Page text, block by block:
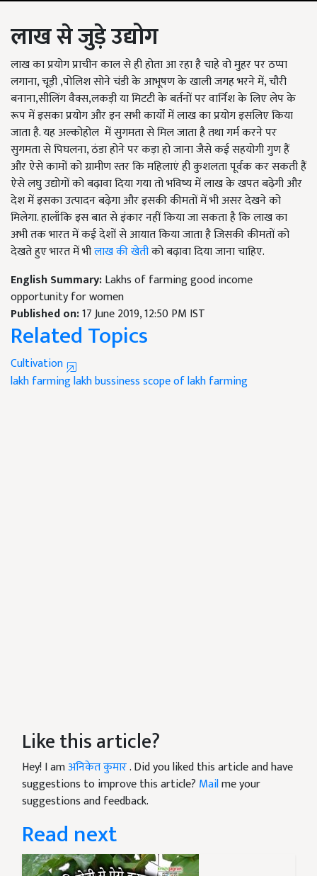
लाख से जुड़े उद्योग
लाख का प्रयोग प्राचीन काल से ही होता आ रहा है चाहे वो मुहर पर ठप्पा
लगाना, चूड़ी ,पोलिश सोने चंडी के आभूषण के खाली जगह भरने में, चौरी
बनाना,सीलिंग वैक्स,लकड़ी या मिटटी के बर्तनों पर वार्निश के लिए लेप के
रूप में इसका प्रयोग और इन सभी कार्यों में लाख का प्रयोग इसलिए किया
जाता है. यह अल्कोहोल में सुगमता से मिल जाता है तथा गर्म करने पर
सुगमता से पिघलना, ठंडा होने पर कड़ा हो जाना जैसे कई सहयोगी गुण हैं
और ऐसे कामों को ग्रामीण स्तर कि महिलाएं ही कुशलता पूर्वक कर सकती हैं
ऐसे लघु उद्योगों को बढ़ावा दिया गया तो भविष्य में लाख के खपत बढ़ेगी और
देश में इसका उत्पादन बढ़ेगा और इसकी कीमतों में भी असर देखने को
मिलेगा. हालाँकि इस बात से इंकार नहीं किया जा सकता है कि लाख का
अभी तक भारत में कई देशों से आयात किया जाता है जिसकी कीमतों को
देखते हुए भारत में भीलाख की खेतीको बढ़ावा दिया जाना चाहिए.
English Summary:Lakhs of farming good income
opportunity for women
Published on:17 June 2019, 12:50 PM IST
Related Topics
Cultivation
lakh farminglakh bussinessscope of lakh farming
Like this article?
Hey! I amअनिकेत कुमार. Did you liked this article and have
suggestions to improve this article? Mailme your
suggestions and feedback.
Read next